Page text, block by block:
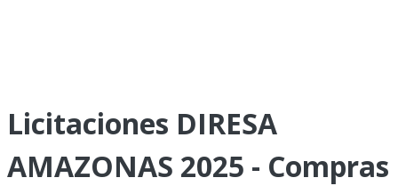
Licitaciones DIRESA
AMAZONAS 2025 - Compras